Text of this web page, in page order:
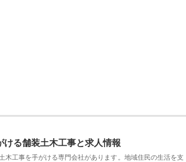
る舗装土木工事と求人情報
工事を手がける専門会社があります。地域住民の生活を支